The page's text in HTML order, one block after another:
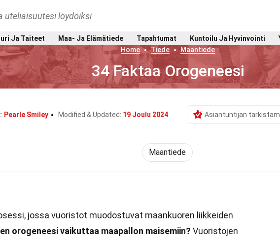
uteliaisuutesi löydöiksi
Ja Taiteet Maa- Ja Elämätiede Tapahtumat Kuntoilu Ja Hyvinvointi
Home
Tiede Maantiede
34 Faktaa Orogeneesi
Pearle Smiley Modified & Updated: 19 Joulu 2024 Asiantuntijan
Maantiede
jossa vuoristot muodostuvat maankuoren liikkeiden
orogeneesi vaikuttaa maapallon maisemiin? Vuoristojen